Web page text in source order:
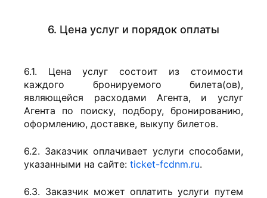
6. Цена услуг и порядок оплаты
6.1. Цена услуг состоит из стоимости
каждого бронируемого билета(ов),
являющейся расходами Агента, и услуг
Агента по поиску, подбору, бронированию,
оформлению, доставке, выкупу билетов.
6.2. Заказчик оплачивает услуги способами,
указанными на сайте:ticket-fcdnm.ru.
6.3. Заказчик может оплатить услуги путем